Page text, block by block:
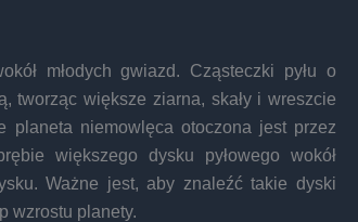
młodych gwiazd. Cząsteczki pyłu o
tworząc większe ziarna, skały i wreszcie
planeta niemowlęca otoczona jest przez
większego dysku pyłowego wokół
Ważne jest, aby znaleźć takie dyski
wzrostu planety.